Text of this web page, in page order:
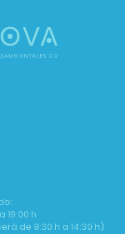
19:00 h
de 8:30 h a 14:30 h)